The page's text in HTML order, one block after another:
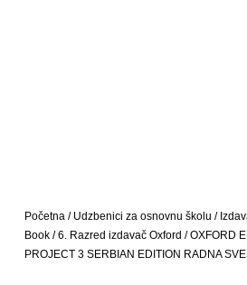
Početna / Udzbenici za osnovnu školu /
Book/6. Razred izdavač Oxford / OXFORD
PROJECT 3 SERBIAN EDITION RADNA